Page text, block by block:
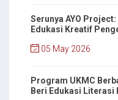
Serunya AYO
Edukasi Kreatif
05 May 2026
Program UKMC
Beri Edukasi Literasi